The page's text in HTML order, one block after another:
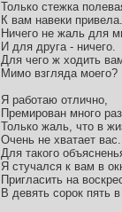
Только стежка
К вам навеки привела.
Hичего не жаль для
И для друга - ничего.
Для чего ж ходить
Мимо взгляда моего?
Я работаю отлично,
Премирован много
Только жаль, что в
Очень не хватает вас.
Для такого
Я стучался к вам в
Пригласить на
В девять сорок пять